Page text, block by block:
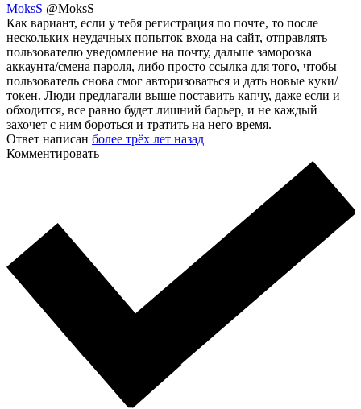
MoksS @MoksS
Как вариант, если у тебя регистрация по почте, то после
нескольких неудачных попыток входа на сайт, отправлять
пользователю уведомление на почту, дальше заморозка
аккаунта/смена пароля, либо просто ссылка для того, чтобы
пользователь снова смог авторизоваться и дать новые куки/
токен. Люди предлагали выше поставить капчу, даже если и
обходится, все равно будет лишний барьер, и не каждый
захочет с ним бороться и тратить на него время.
Ответ написан более трёх лет назад
Комментировать